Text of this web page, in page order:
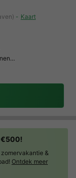
Kaart
€500!
&
Ontdek meer